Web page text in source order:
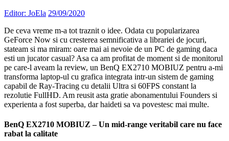
Editor: JoEla 29/09/2020
De ceva vreme m-a tot traznit o idee. Odata cu popularizarea
GeForce Now si cu cresterea semnificativa a librariei de jocuri,
stateam si ma miram: oare mai ai nevoie de un PC de gaming daca
esti un jucator casual? Asa ca am profitat de moment si de monitorul
pe care-l aveam la review, un BenQ EX2710 MOBIUZ pentru a-mi
transforma laptop-ul cu grafica integrata intr-un sistem de gaming
capabil de Ray-Tracing cu detalii Ultra si 60FPS constant la
rezolutie FullHD. Am reusit asta gratie abonamentului Founders si
experienta a fost superba, dar haideti sa va povestesc mai multe.
BenQ EX2710 MOBIUZ – Un mid-range veritabil care nu face
rabat la calitate